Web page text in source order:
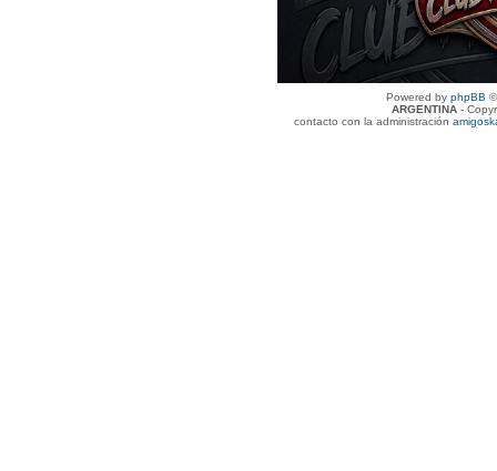
Powered by phpBB
ARGENTINA-
contacto con la administración